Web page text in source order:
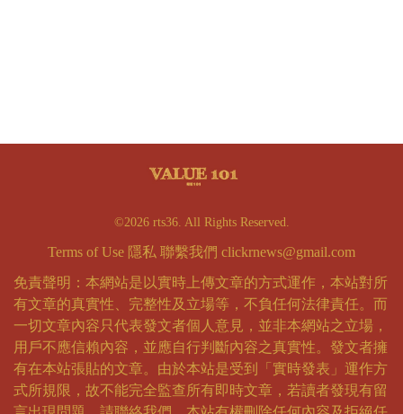
©2026 rts36. All Rights Reserved.
Terms of Use 隱私 聯繫我們 clickrnews@gmail.com
免責聲明：本網站是以實時上傳文章的方式運作，本站對所
有文章的真實性、完整性及立場等，不負任何法律責任。而
一切文章內容只代表發文者個人意見，並非本網站之立場，
用戶不應信賴內容，並應自行判斷內容之真實性。發文者擁
有在本站張貼的文章。由於本站是受到「實時發表」運作方
式所規限，故不能完全監查所有即時文章，若讀者發現有留